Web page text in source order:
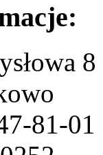
8
81-01